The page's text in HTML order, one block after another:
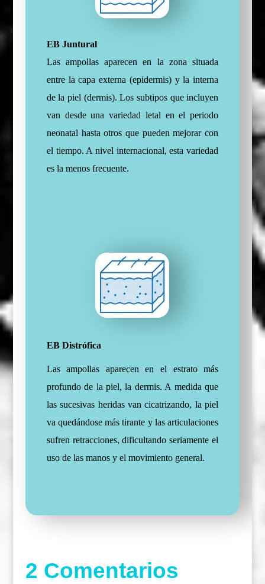
EB Juntural
Las ampollas aparecen en la zona situada
entre la capa externa (epidermis) y la interna
de la piel (dermis). Los subtipos que incluyen
van desde una variedad letal en el periodo
neonatal hasta otros que pueden mejorar con
el tiempo. A nivel internacional, esta variedad
es la menos frecuente.
EB Distrófica
Las ampollas aparecen en el estrato más
profundo de la piel, la dermis. A medida que
las sucesivas heridas van cicatrizando, la piel
va quedándose más tirante y las articulaciones
sufren retracciones, dificultando seriamente el
uso de las manos y el movimiento general.
2 Comentarios